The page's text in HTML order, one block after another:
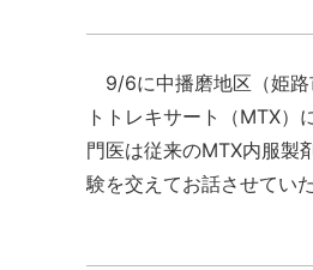
9/6に中播磨地区（姫路
トトレキサート（MTX
門医は従来のMTX内服
験を交えてお話させて